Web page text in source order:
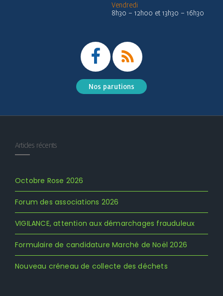
Vendredi
8h30 – 12h00 et 13h30 – 16h30
Nos parutions
Articles récents
Octobre Rose 2026
Forum des associations 2026
VIGILANCE, attention aux démarchages frauduleux
Formulaire de candidature Marché de Noël 2026
Nouveau créneau de collecte des déchets